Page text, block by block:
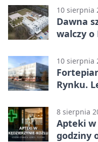
10 sierpnia
Dawna
walczy
10 sierpnia
Rynku.
8 sierpnia
Apteki w
godziny